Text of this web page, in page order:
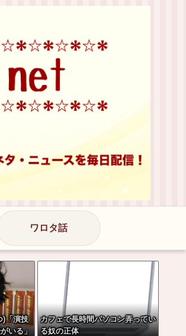
ワロタ話
)「演技
いる」
カフェで長時間パソコン弄ってい
る奴の正体